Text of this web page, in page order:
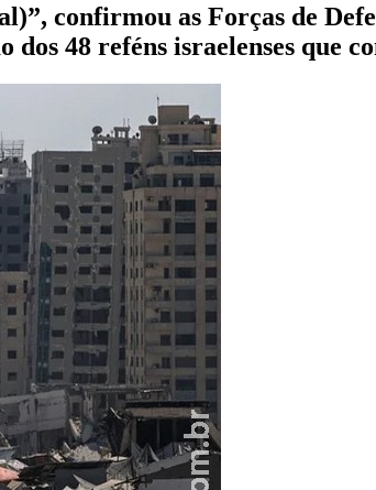
confirmou as Forças de
48 reféns israelenses que